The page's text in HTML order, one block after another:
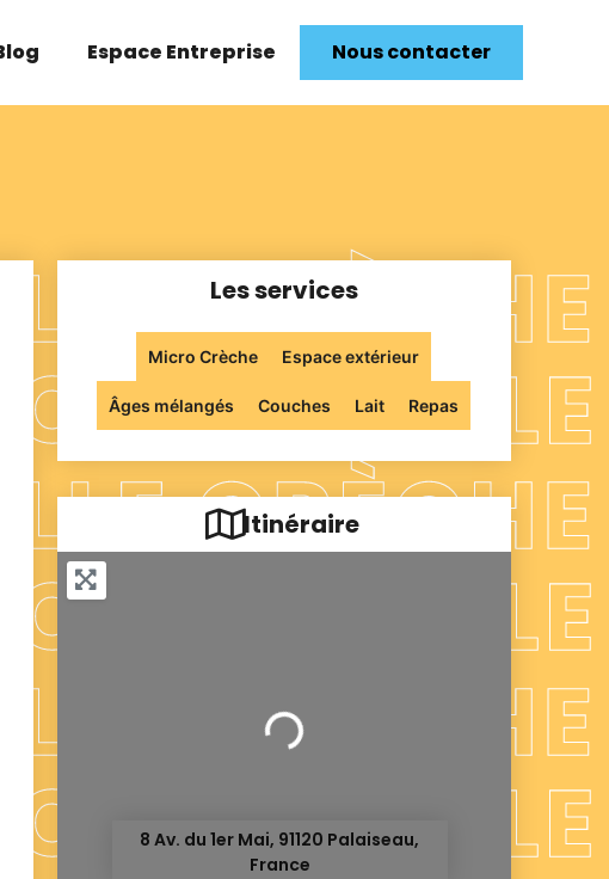
Espace Entreprise Nous contacter
Les services
Micro Crèche Espace extérieur
Âges mélangés Couches Lait Repas
Itinéraire
Chargement...
8 Av. du 1er Mai, 91120 Palaiseau,
France